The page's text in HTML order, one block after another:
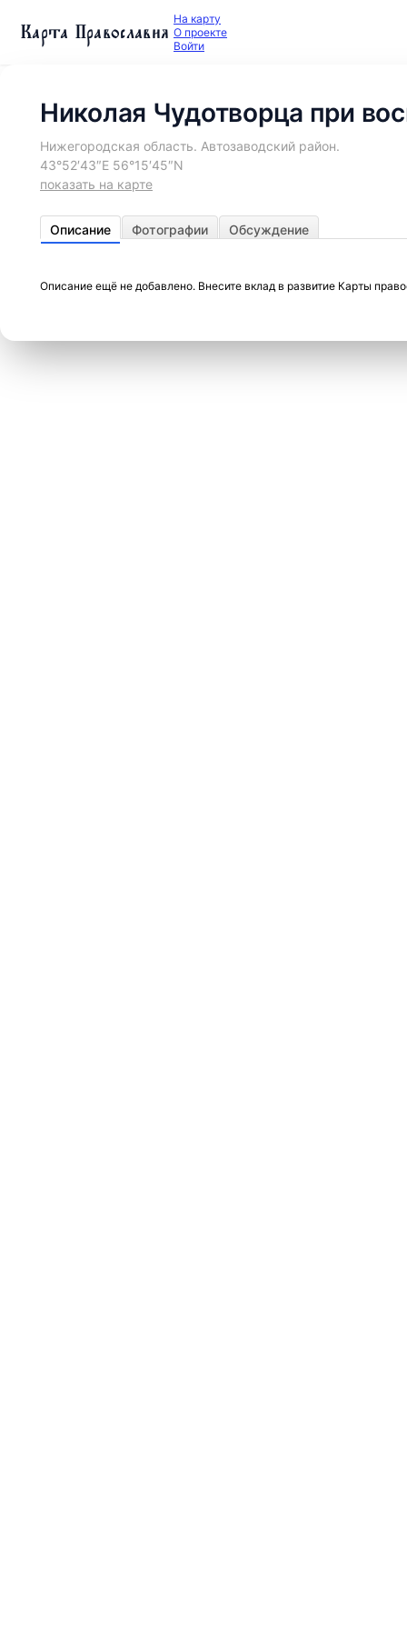
Карта Православия На карту
О проекте
Войти
Николая Чудотворца при
Нижегородская область. Автозаводский район.
43°52′43″E 56°15′45″N
показать на карте
Описание Фотографии Обсуждение
Описание ещё не добавлено. Внесите вклад в развитие Карты